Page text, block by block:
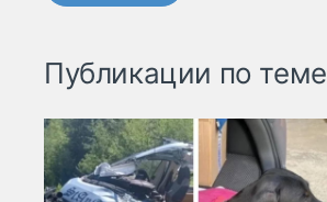
Публикации по теме